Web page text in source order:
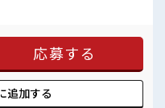
タートOK！
は「土日祝」♪ さらに大型連休
充実！ 就業先ではチケット制
勤はマイカーOK◎無料駐車場
す◎ ■最短即日入社決定！ 条件
る！ ■職場の雰囲気
応募する
追加する